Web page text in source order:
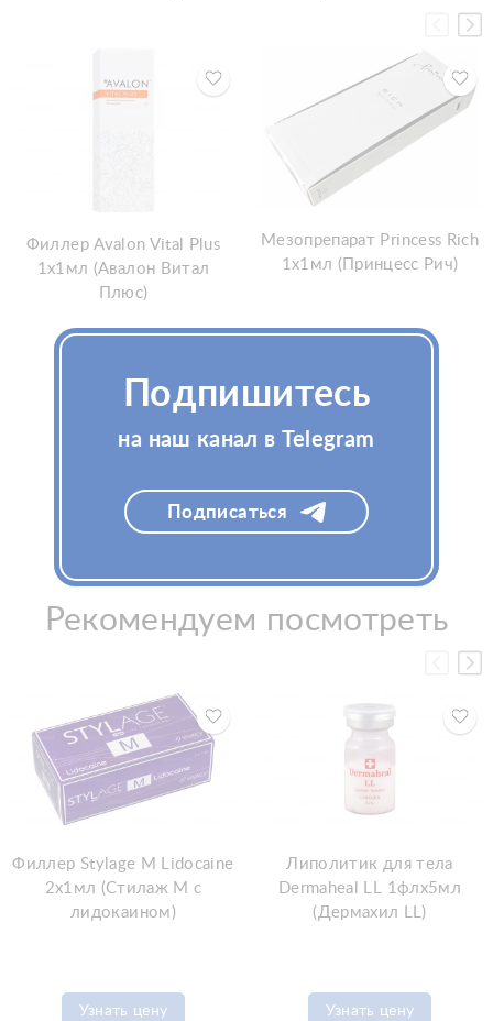
Филлер Avalon Vital Plus
1x1мл (Авалон Витал
Плюс)
Узнать цену
Мезопрепарат Princess Rich
1x1мл (Принцесс Рич)
Узнать цену
Рекомендуем посмотреть
Филлер Stylage M Lidocaine
2x1мл (Стилаж М с
лидокаином)
Узнать цену
Липолитик для тела
Dermaheal LL 1флx5мл
(Дермахил LL)
Узнать цену
Подпишитесь
на наш канал в Telegram
Подписаться